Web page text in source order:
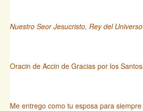
Nuestro Seor Jesucristo, Rey del Universo
Oracin de Accin de Gracias por los
Me entrego como tu esposa para siempre